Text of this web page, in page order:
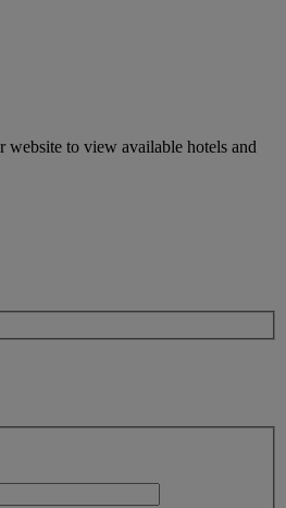
website to view available hotels and